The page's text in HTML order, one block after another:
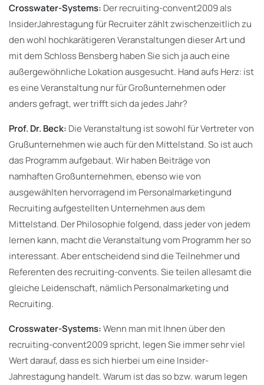
Crosswater-Systems: Der recruiting-convent2009 als
InsiderJahrestagung für Recruiter zählt zwischenzeitlich zu
den wohl hochkarätigeren Veranstaltungen dieser Art und
mit dem Schloss Bensberg haben Sie sich ja auch eine
außergewöhnliche Lokation ausgesucht. Hand aufs Herz: ist
es eine Veranstaltung nur für Großunternehmen oder
anders gefragt, wer trifft sich da jedes Jahr?
Prof. Dr. Beck: Die Veranstaltung ist sowohl für Vertreter von
Grußunternehmen wie auch für den Mittelstand. So ist auch
das Programm aufgebaut. Wir haben Beiträge von
namhaften Großunternehmen, ebenso wie von
ausgewählten hervorragend im Personalmarketingund
Recruiting aufgestellten Unternehmen aus dem
Mittelstand. Der Philosophie folgend, dass jeder von jedem
lernen kann, macht die Veranstaltung vom Programm her so
interessant. Aber entscheidend sind die Teilnehmer und
Referenten des recruiting-convents. Sie teilen allesamt die
gleiche Leidenschaft, nämlich Personalmarketing und
Recruiting.
Crosswater-Systems:Wenn man mit Ihnen über den
recruiting-convent2009 spricht, legen Sie immer sehr viel
Wert darauf, dass es sich hierbei um eine Insider-
Jahrestagung handelt. Warum ist das so bzw. warum legen